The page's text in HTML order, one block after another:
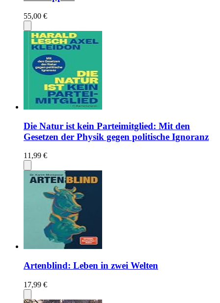
55,00 €
Die Natur ist kein Parteimitglied: Mit den
Gesetzen der Physik gegen politische Ignoranz
11,99 €
Artenblind: Leben in zwei Welten
17,99 €